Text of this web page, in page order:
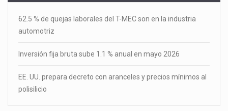
62.5 % de quejas laborales del T-MEC son en la industria
automotriz
Inversión fija bruta sube 1.1 % anual en mayo 2026
EE. UU. prepara decreto con aranceles y precios mínimos al
polisilicio